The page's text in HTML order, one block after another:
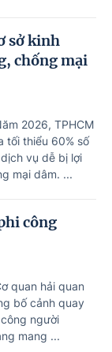
sở kinh
chống mại
2026, TPHCM
tối thiểu 60% số
vụ dễ bị lợi
mại dâm. ...
công
quan hải quan
bố cảnh quay
người
mang ...